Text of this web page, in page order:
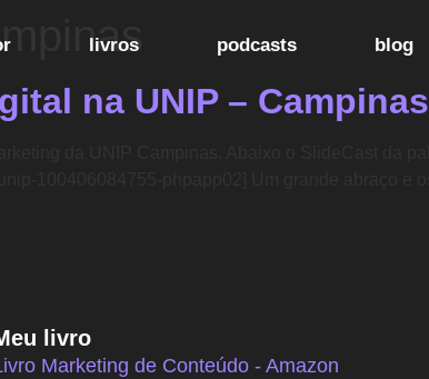
livros podcasts blog
na UNIP – Campinas
livro
Marketing de Conteúdo - Amazon